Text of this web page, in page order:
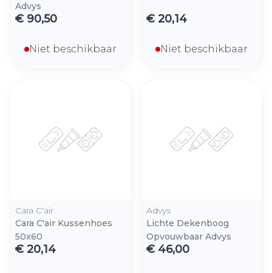
Advys
€ 90,50
Niet beschikbaar
€ 20,14
Niet beschikbaar
Cara C'air
Cara C'air Kussenhoes
50x60
€ 20,14
Advys
Lichte Dekenboog
Opvouwbaar Advys
€ 46,00